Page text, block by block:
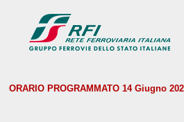
ORARIO PROGRAMMATO 14 Giugno